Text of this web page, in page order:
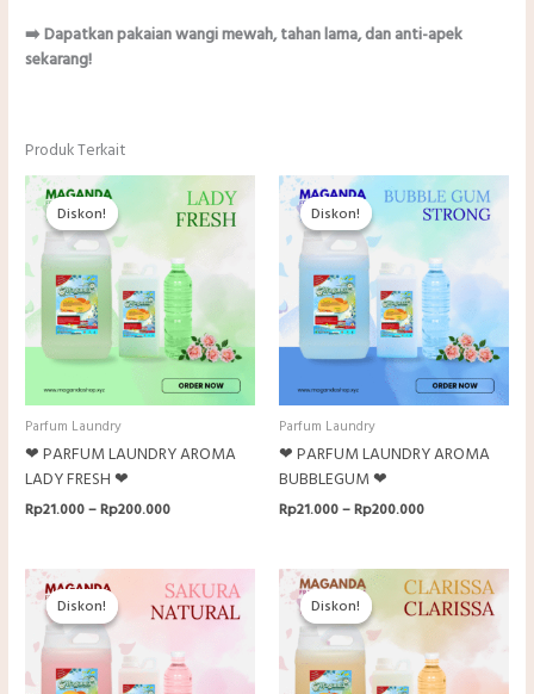
➡️ Dapatkan pakaian wangi mewah, tahan lama, dan anti-apek
sekarang!
Produk Terkait
Diskon!
Diskon!
Parfum Laundry
❤ PARFUM LAUNDRY AROMA
LADY FRESH ❤
Rp21.000–Rp200.000Rentang
hingga
Rp200.000
Diskon!
Diskon!
Parfum Laundry
❤ PARFUM LAUNDRY AROMA
BUBBLEGUM ❤
Rp21.000–Rp200.000Rentang
hingga
Rp200.000
Diskon!
Diskon! Diskon!
Diskon!